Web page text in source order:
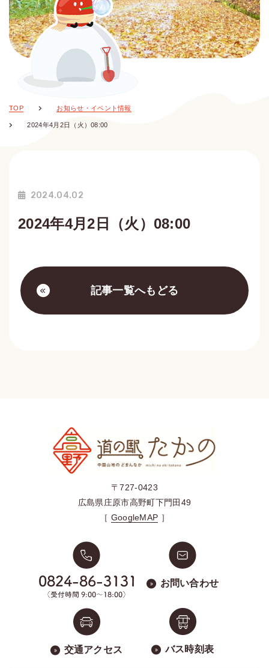
TOP お知らせ・イベント情報
2024年4月2日（火）08:00
2024.04.02
2024年4月2日（火）08:00
記事一覧へもどる
〒727-0423
広島県庄原市高野町下門田49
［ GoogleMAP ］
お問い合わせ
交通アクセス バス時刻表